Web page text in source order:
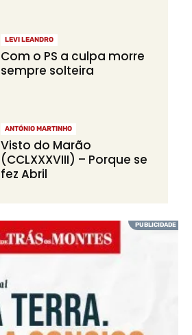
LEVI LEANDRO
Com o PS a culpa morre
sempre solteira
ANTÓNIO MARTINHO
Visto do Marão
(CCLXXXVIII) – Porque se
fez Abril